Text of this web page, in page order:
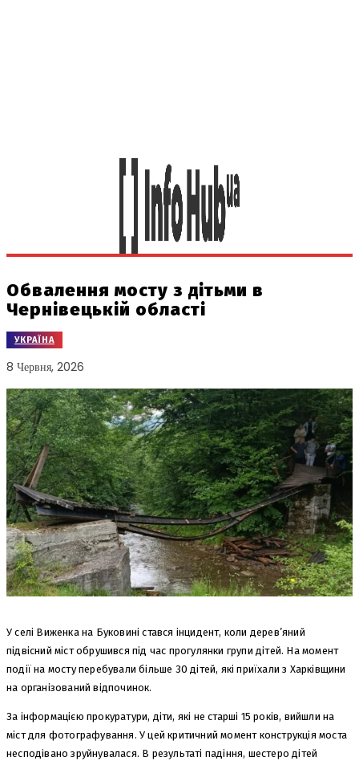
Обвалення мосту з дітьми в
Чернівецькій області
УКРАЇНА
8 Червня, 2026
У селі Виженка на Буковині стався інцидент, коли дерев’яний
підвісний міст обрушився під час прогулянки групи дітей. На момент
події на мосту перебували більше 30 дітей, які приїхали з Харківщини
на організований відпочинок.
За інформацією прокуратури, діти, які не старші 15 років, вийшли на
міст для фотографування. У цей критичний момент конструкція моста
несподівано зруйнувалася. В результаті падіння, шестеро дітей